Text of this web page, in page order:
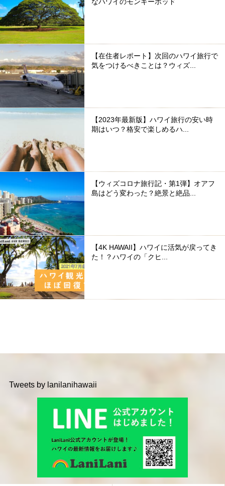
【在住者レポート】次回のハワイ旅行で
気をつけるべきことは？ウィズ...
【2023年最新版】ハワイ旅行の安い時
期はいつ？格安で楽しめるハ...
【ウィズコロナ旅行記・第1弾】オアフ
島はどう変わった？絶景と絶品...
【4K HAWAII】ハワイに活気が戻ってき
た！？ハワイの「クヒ...
Tweets by lanilanihawaii